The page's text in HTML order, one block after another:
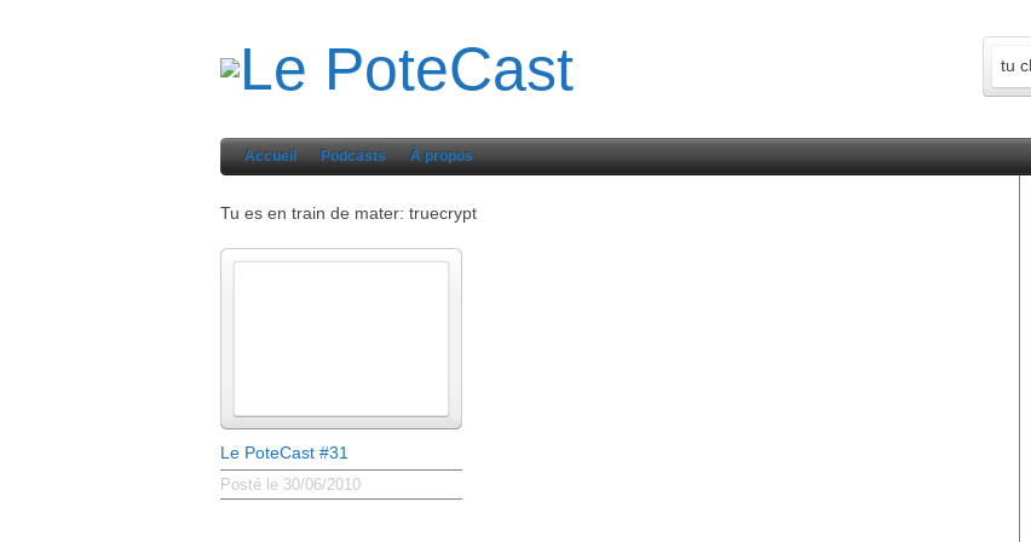
Accueil Podcasts À propos
Tu es en train de mater: truecrypt
Le PoteCast #31
Posté le 30/06/2010